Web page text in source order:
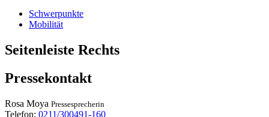
Schwerpunkte
Mobilität
Seitenleiste Rechts
Pressekontakt
Rosa Moya Pressesprecherin
Telefon: 0211/300491-160